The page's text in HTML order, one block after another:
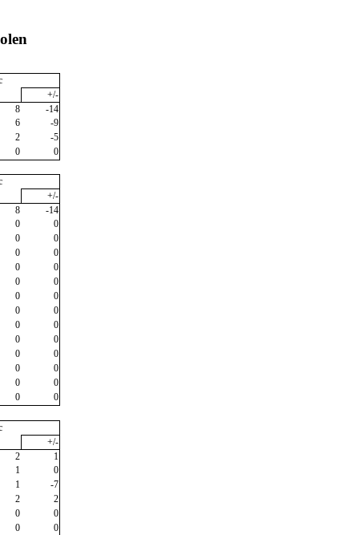
+/-
8
-14
6
-9
2
-5
0
0
+/-
8
-14
0
0
0
0
0
0
0
0
0
0
0
0
0
0
0
0
0
0
0
0
0
0
0
0
0
0
+/-
2
1
1
0
1
-7
2
2
0
0
0
0